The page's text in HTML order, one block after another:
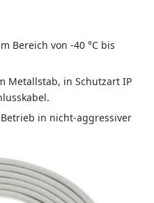
Bereich von -40 °C bis
Metallstab, in Schutzart IP
in nicht-aggressiver